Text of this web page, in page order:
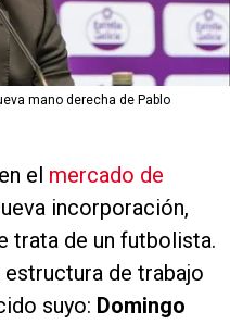
mano derecha de Pablo
el mercado de
incorporación,
trata de un futbolista.
estructura de trabajo
suyo: Domingo